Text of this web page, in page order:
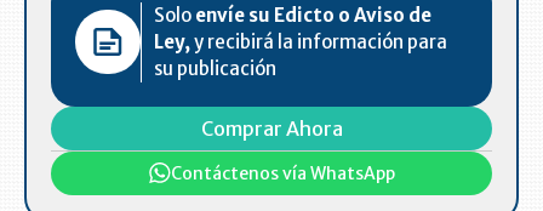
Solo envíe su Edicto o Aviso de
Ley, y recibirá la información para
su publicación
Comprar Ahora
Contáctenos vía WhatsApp